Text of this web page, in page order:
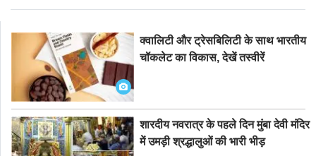
क्वालिटी और ट्रेसबिलिटी के साथ भारतीय
चॉकलेट का विकास, देखें तस्वीरें
शारदीय नवरात्र के पहले दिन मुंबा देवी मंदिर
में उमड़ी श्रद्धालुओं की भारी भीड़